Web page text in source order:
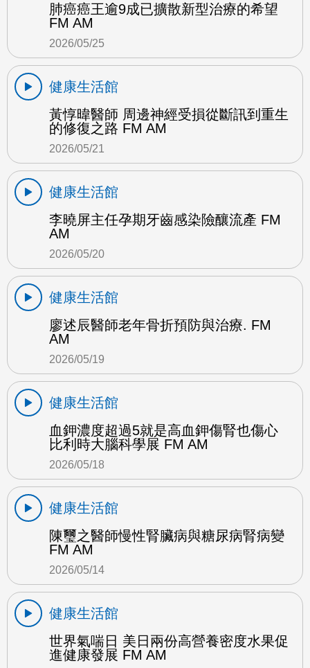
肺癌癌王逾9成已擴散新型治療的希望
FM AM
2026/05/25
健康生活館
黃惇暐醫師 周邊神經受損從斷訊到重生
的修復之路 FM AM
2026/05/21
健康生活館
李曉屏主任孕期牙齒感染險釀流產 FM
AM
2026/05/20
健康生活館
廖述辰醫師老年骨折預防與治療. FM
AM
2026/05/19
健康生活館
血鉀濃度超過5就是高血鉀傷腎也傷心
比利時大腦科學展 FM AM
2026/05/18
健康生活館
陳璽之醫師慢性腎臟病與糖尿病腎病變
FM AM
2026/05/14
健康生活館
世界氣喘日 美日兩份高營養密度水果促
進健康發展 FM AM